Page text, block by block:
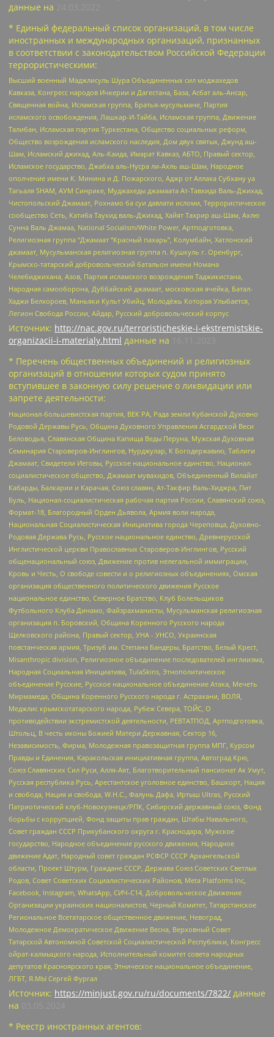
данные на
* Единый федеральный список организаций, в том числе
иностранных и международных организаций, признанных
в соответствии с законодательством Российской Федерации
террористическими:
Высший военный Маджлисуль Шура Объединенных сил моджахедов
Кавказа, Конгресс народов Ичкерии и Дагестана, База, Асбат аль-Ансар,
Священная война, Исламская группа, Братья-мусульмане, Партия
исламского освобождения, Лашкар-И-Тайба, Исламская группа, Движение
Талибан, Исламская партия Туркестана, Общество социальных реформ,
Общество возрождения исламского наследия, Дом двух святых, Джунд аш-
Шам, Исламский джихад, Аль-Каида, Имарат Кавказ, АБТО, Правый сектор,
Исламское государство, Джабха аль-Нусра ли-Ахль аш-Шам, Народное
ополчение имени К. Минина и Д. Пожарского, Аджр от Аллаха Субхану уа
Тагьаля SHAM, АУМ Синрике, Муджахеды джамаата Ат-Тавхида Валь-Джихад,
Чистопольский Джамаат, Рохнамо ба суи давлати исломи, Террористическое
сообщество Сеть, Катиба Таухид валь-Джихад, Хайят Тахрир аш-Шам, Ахлю
Сунна Валь Джамаа, National Socialism/White Power, Артподготовка,
Религиозная группа “Джамаат “Красный пахарь”, Колумбайн, Хатлонский
джамаат, Мусульманская религиозная группа п. Кушкуль г. Оренбург,
Крымско-татарский добровольческий батальон имени Номана
Челебиджихана, Азов, Партия исламского возрождения Таджикистана,
Народная самооборона, Дуббайский джамаат, московская ячейка, Батал-
Хаджи Белхороев, Маньяки Культ Убийц, Молодёжь Которая Улыбается,
Легион Свобода России, Айдар, Русский добровольческий корпус
Источник: http://nac.gov.ru/terroristicheskie-i-ekstremistskie-
organizacii-i-materialy.html данные на
* Перечень общественных объединений и религиозных
организаций в отношении которых судом принято
вступившее в законную силу решение о ликвидации или
запрете деятельности:
Национал-большевистская партия, ВЕК РА, Рада земли Кубанской Духовно
Родовой Державы Русь, Община Духовного Управления Асгардской Веси
Беловодья, Славянская Община Капища Веды Перуна, Мужская Духовная
Семинария Староверов-Инглингов, Нурджулар, К Богодержавию, Таблиги
Джамаат, Свидетели Иеговы, Русское национальное единство, Национал-
социалистическое общество, Джамаат мувахидов, Объединенный Вилайат
Кабарды, Балкарии и Карачая, Союз славян, Ат-Такфир Валь-Хиджра, Пит
Буль, Национал-социалистическая рабочая партия России, Славянский союз,
Формат-18, Благородный Орден Дьявола, Армия воли народа,
Национальная Социалистическая Инициатива города Череповца, Духовно-
Родовая Держава Русь, Русское национальное единство, Древнерусской
Инглистической церкви Православных Староверов-Инглингов, Русский
общенациональный союз, Движение против нелегальной иммиграции,
Кровь и Честь, О свободе совести и о религиозных объединениях, Омская
организация общественного политического движения Русское
национальное единство, Северное Братство, Клуб Болельщиков
Футбольного Клуба Динамо, Файзрахманисты, Мусульманская религиозная
организация п. Боровский, Община Коренного Русского народа
Щелковского района, Правый сектор, УНА - УНСО, Украинская
повстанческая армия, Тризуб им. Степана Бандеры, Братство, Белый Крест,
Misanthropic division, Религиозное объединение последователей инглиизма,
Народная Социальная Инициатива, TulaSkins, Этнополитическое
объединение Русские, Русское национальное объединение Атака, Мечеть
Мирмамеда, Община Коренного Русского народа г. Астрахани, ВОЛЯ,
Меджлис крымскотатарского народа, Рубеж Севера, ТОЙС, О
противодействии экстремистской деятельности, РЕВТАТПОД, Артподготовка,
Штольц, В честь иконы Божией Матери Державная, Сектор 16,
Независимость, Фирма, Молодежная правозащитная группа МПГ, Курсом
Правды и Единения, Каракольская инициативная группа, Автоград Крю,
Союз Славянских Сил Руси, Алля-Аят, Благотворительный пансионат Ак Умут,
Русская республика Русь, Арестантское уголовное единство, Башкорт, Нация
и свобода, Нация и свобода, W.H.С., Фалунь Дафа, Иртыш Ultras, Русский
Патриотический клуб-Новокузнецк/РПК, Сибирский державный союз, Фонд
борьбы с коррупцией, Фонд защиты прав граждан, Штабы Навального,
Совет граждан СССР Прикубанского округа г. Краснодара, Мужское
государство, Народное объединение русского движения, Народное
движение Адат, Народный совет граждан РСФСР СССР Архангельской
области, Проект Штурм, Граждане СССР, Держава Союз Советских Светлых
Родов, Совет Советских Социалистических Районов, Meta Platforms Inc,
Facebook, Instagram, WhatsApp, СИЧ-С14, Добровольческое Движение
Организации украинских националистов, Черный Комитет, Татарстанское
Региональное Всетатарское общественное движение, Невоград,
Молодежное Демократическое Движение Весна, Верховный Совет
Татарской Автономной Советской Социалистической Республики, Конгресс
ойрат-калмыцкого народа, Исполнительный комитет совета народных
депутатов Красноярского края, Этническое национальное объединение,
ЛГБТ, Я.МЫ Сергей Фургал
Источник: https://minjust.gov.ru/ru/documents/7822/ данные
на
* Реестр иностранных агентов: